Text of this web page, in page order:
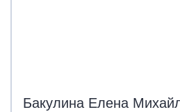
Бакулина Елена